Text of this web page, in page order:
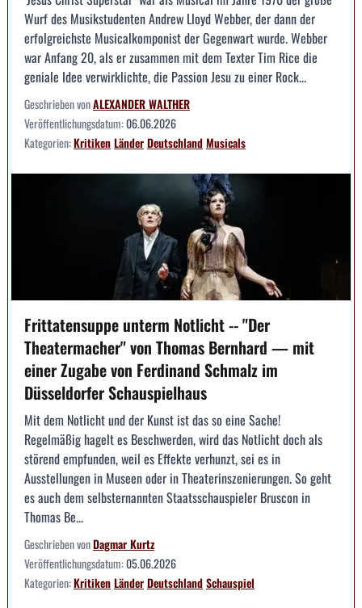
Wurf des Musikstudenten Andrew Lloyd Webber, der dann der
erfolgreichste Musicalkomponist der Gegenwart wurde. Webber
war Anfang 20, als er zusammen mit dem Texter Tim Rice die
geniale Idee verwirklichte, die Passion Jesu zu einer Rock...
Geschrieben vonALEXANDER WALTHER
Veröffentlichungsdatum:06.06.2026
Kategorien:KritikenLänderDeutschlandMusicals
Frittatensuppe unterm Notlicht -- "Der
Theatermacher" von Thomas Bernhard — mit
einer Zugabe von Ferdinand Schmalz im
Düsseldorfer Schauspielhaus
Mit dem Notlicht und der Kunst ist das so eine Sache!
Regelmäßig hagelt es Beschwerden, wird das Notlicht doch als
störend empfunden, weil es Effekte verhunzt, sei es in
Ausstellungen in Museen oder in Theaterinszenierungen. So geht
es auch dem selbsternannten Staatsschauspieler Bruscon in
Thomas Be...
Geschrieben vonDagmar Kurtz
Veröffentlichungsdatum:05.06.2026
Kategorien:KritikenLänderDeutschlandSchauspiel